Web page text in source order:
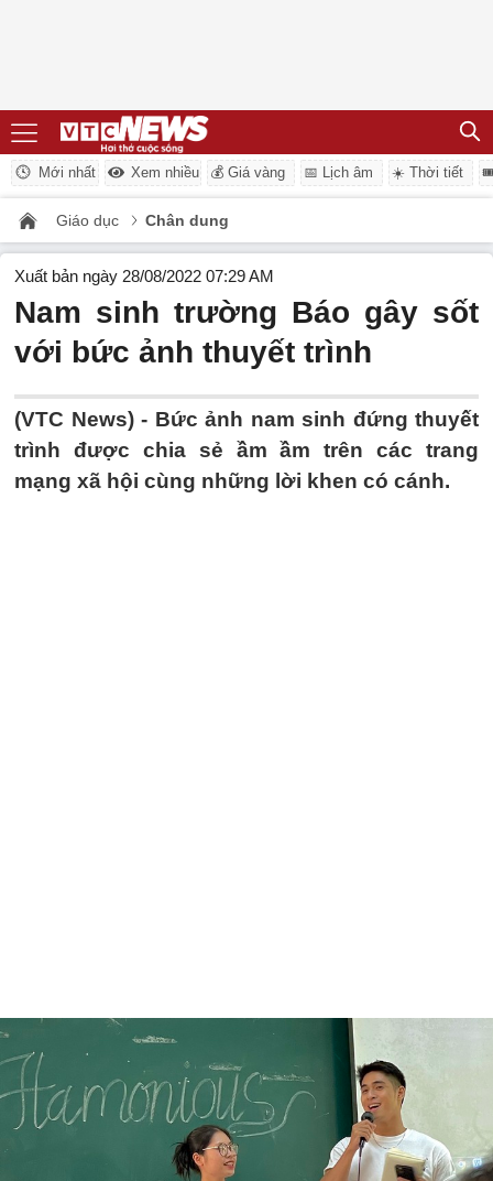
Mới nhất Xem nhiều 💰 Giá vàng 📅 Lịch âm ☀️ Thời tiết
Giáo dục Chân dung
Xuất bản ngày 28/08/2022 07:29 AM
Nam sinh trường Báo gây sốt
với bức ảnh thuyết trình
(VTC News) - Bức ảnh nam sinh đứng thuyết
trình được chia sẻ ầm ầm trên các trang
mạng xã hội cùng những lời khen có cánh.